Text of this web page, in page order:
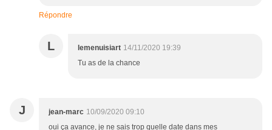
Répondre
L lemenuisiart 14/11/2020 19:39
Tu as de la chance
J jean-marc 10/09/2020 09:10
oui ça avance, je ne sais trop quelle date dans mes